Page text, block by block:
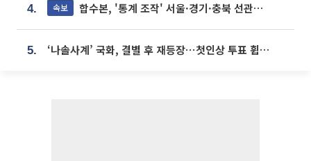
4. 속보 합수본, '통계 조작' 서울·경기·충북 선관위 등 추가 압수수색
5. ‘나솔사계’ 국화, 결별 후 재등장⋯첫인상 투표 휩쓸고 ‘인기녀’ 등극